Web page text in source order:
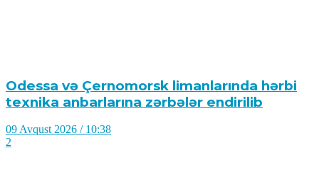
Odessa və Çernomorsk limanlarında hərbi
texnika anbarlarına zərbələr endirilib
09 Avqust 2026 / 10:38
2